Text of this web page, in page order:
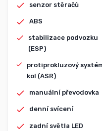
senzor stěračů
ABS
stabilizace podvozku
(ESP)
protiprokluzový
kol (ASR)
manuální převodovka
denní svícení
zadní světla LED